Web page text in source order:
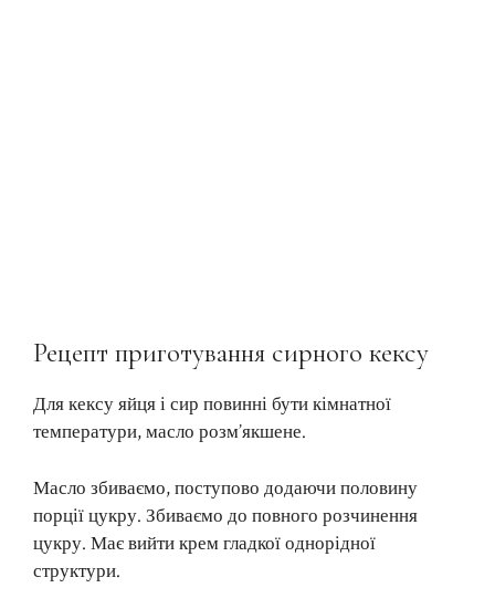
Рецепт приготування сирного кексу
Для кексу яйця і сир повинні бути кімнатної
температури, масло розм’якшене.
Масло збиваємо, поступово додаючи половину
порції цукру. Збиваємо до повного розчинення
цукру. Має вийти крем гладкої однорідної
структури.